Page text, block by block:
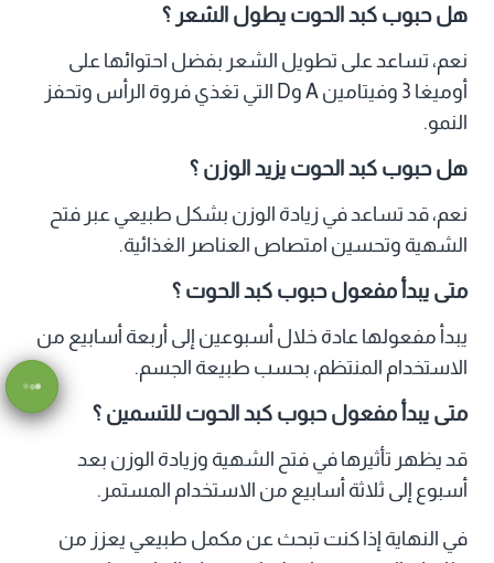
هل حبوب كبد الحوت يطول الشعر ؟
نعم، تساعد على تطويل الشعر بفضل احتوائها على
أوميغا 3 وفيتامين A وD التي تغذي فروة الرأس وتحفز
النمو.
هل حبوب كبد الحوت يزيد الوزن ؟
نعم، قد تساعد في زيادة الوزن بشكل طبيعي عبر فتح
الشهية وتحسين امتصاص العناصر الغذائية.
متى يبدأ مفعول حبوب كبد الحوت ؟
يبدأ مفعولها عادة خلال أسبوعين إلى أربعة أسابيع من
الاستخدام المنتظم، بحسب طبيعة الجسم.
متى يبدأ مفعول حبوب كبد الحوت للتسمين ؟
قد يظهر تأثيرها في فتح الشهية وزيادة الوزن بعد
أسبوع إلى ثلاثة أسابيع من الاستخدام المستمر.
في النهاية إذا كنت تبحث عن مكمل طبيعي يعزز من